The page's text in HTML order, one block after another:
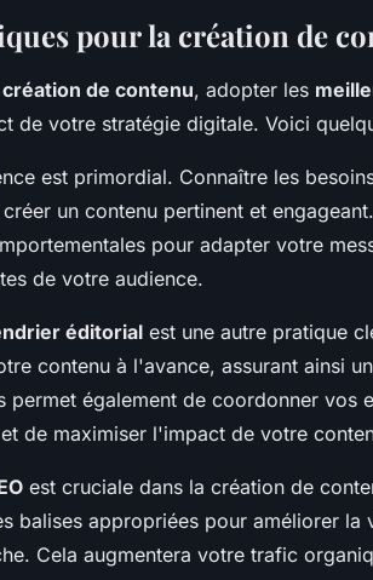
pour la création de
création de contenu, adopter les
de votre stratégie digitale. Voici
est primordial. Connaître les
un contenu pertinent et
pour adapter votre
de votre audience.
éditorial est une autre pratique
contenu à l'avance, assurant ainsi
permet également de coordonner vos
de maximiser l'impact de votre
est cruciale dans la création de
balises appropriées pour améliorer
Cela augmentera votre trafic